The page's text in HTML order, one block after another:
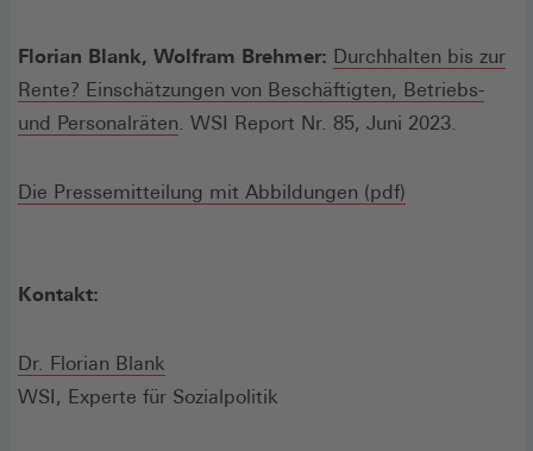
Florian Blank, Wolfram Brehmer: Durchhalten bis zur
Rente? Einschätzungen von Beschäftigten, Betriebs-
und Personalräten . WSI Report Nr. 85, Juni 2023.
Die Pressemitteilung mit Abbildungen (pdf)
Kontakt:
Dr. Florian Blank
WSI, Experte für Sozialpolitik